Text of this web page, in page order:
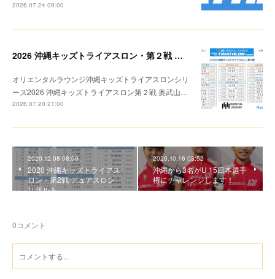
2026.07.24 09:00
2026 沖縄キッズトライアスロン・第２戦 トライアスロン リザルト
オリエンタルラウンジ沖縄キッズトライアスロンシリ
ーズ2026 沖縄キッズトライアスロン第２戦 奥武山…
2026.07.20 21:00
2020.12.08 08:00
2020 沖縄キッズトライアス
ロン・第2戦 デュアスロン
リザルト
2020.10.16 03:52
沖縄から3名がU 15日本選手
権にチャレンジします！
0コメント